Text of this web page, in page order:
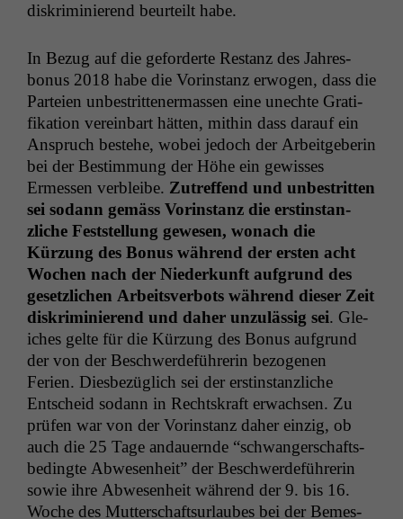
diskri­m­inierend beurteilt habe.
In Bezug auf die geforderte Restanz des Jahres­
bonus 2018 habe die Vorin­stanz erwogen, dass die
Parteien unbe­strit­ten­er­massen eine unechte Grat­i­
fika­tion vere­in­bart hät­ten, mithin dass darauf ein
Anspruch beste­he, wobei jedoch der Arbeit­ge­berin
bei der Bes­tim­mung der Höhe ein gewiss­es
Ermessen verbleibe. Zutr­e­f­fend und unbe­strit­ten
sei sodann gemäss Vorin­stanz die erstin­stan­
zliche Fest­stel­lung gewe­sen, wonach die
Kürzung des Bonus während der ersten acht
Wochen nach der Niederkun­ft auf­grund des
geset­zlichen Arbeitsver­bots während dieser Zeit
diskri­m­inierend und daher unzuläs­sig sei. Gle­
ich­es gelte für die Kürzung des Bonus auf­grund
der von der Beschw­erde­führerin bezo­ge­nen
Ferien. Dies­bezüglich sei der erstin­stan­zliche
Entscheid sodann in Recht­skraft erwach­sen. Zu
prüfen war von der Vorin­stanz daher einzig, ob
auch die 25 Tage andauernde “schwanger­schafts­
be­d­ingte Abwe­sen­heit” der Beschw­erde­führerin
sowie ihre Abwe­sen­heit während der 9. bis 16.
Woche des Mut­ter­schaft­surlaubes bei der Bemes­